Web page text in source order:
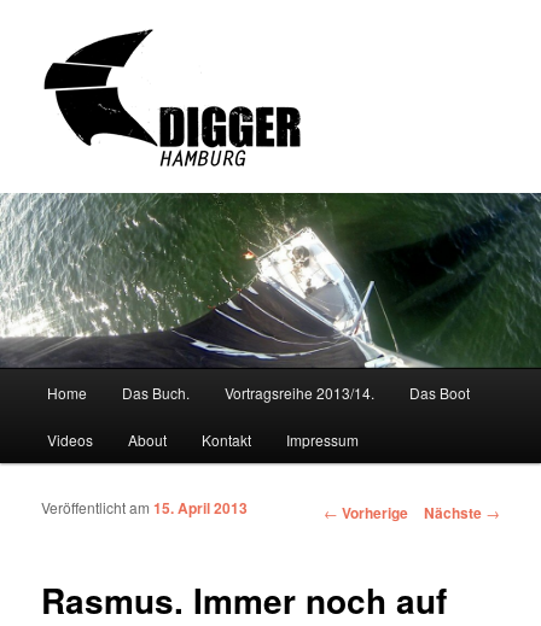
Zum Inhalt wechseln
Zum sekundären Inhalt wechseln
Home Das Buch. Vortragsreihe 2013/14. Das Boot
Videos About Kontakt Impressum
Artikelnavigation
← Vorherige Nächste →
Rasmus. Immer noch auf
Veröffentlicht am 15. April 2013